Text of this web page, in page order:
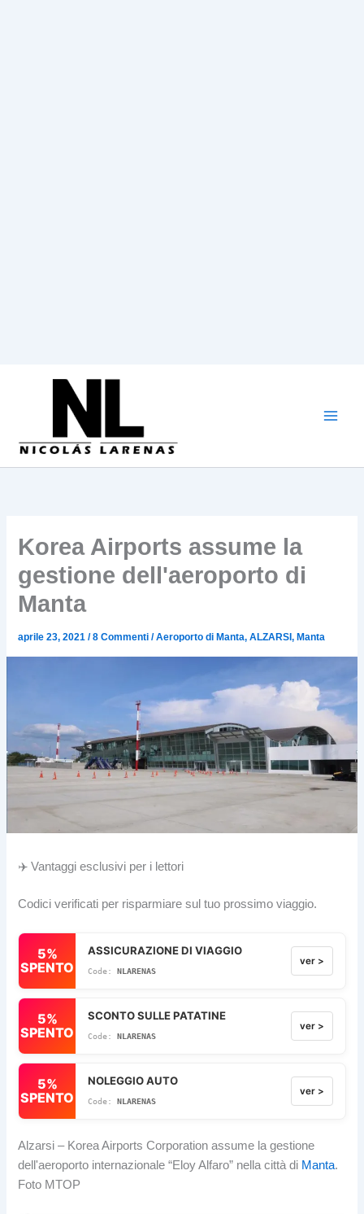
Korea Airports assume la
gestione dell'aeroporto di
Manta
aprile 23, 2021/8 Commenti /Aeroporto di Manta,ALZARSI, Manta
✈️ Vantaggi esclusivi per i lettori
Codici verificati per risparmiare sul tuo prossimo viaggio.
5%
SPENTO
ASSICURAZIONE DI VIAGGIO
NLARENAS
ver >
5%
SPENTO
SCONTO SULLE PATATINE
NLARENAS
ver >
5%
SPENTO
NOLEGGIO AUTO
NLARENAS
ver >
Alzarsi – Korea Airports Corporation assume la gestione
dell'aeroporto internazionale “Eloy Alfaro” nella città di Manta.
Foto MTOP